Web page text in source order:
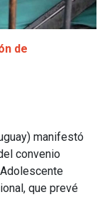
de
manifestó
convenio
que prevé